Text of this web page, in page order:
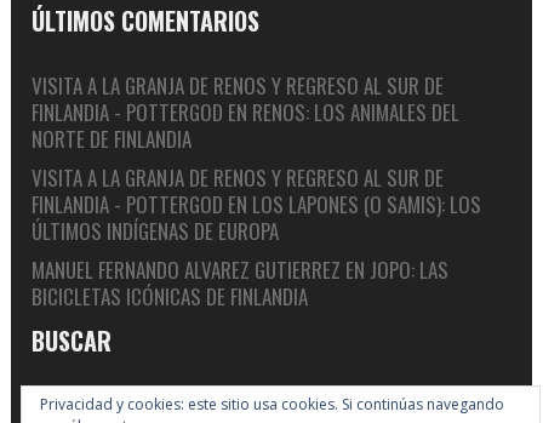
ÚLTIMOS COMENTARIOS
VISITA A LA GRANJA DE RENOS Y REGRESO AL SUR DE
FINLANDIA - POTTERGOD EN RENOS: LOS ANIMALES DEL
NORTE DE FINLANDIA
VISITA A LA GRANJA DE RENOS Y REGRESO AL SUR DE
FINLANDIA - POTTERGOD EN LOS LAPONES (O SAMIS): LOS
ÚLTIMOS INDÍGENAS DE EUROPA
MANUEL FERNANDO ALVAREZ GUTIERREZ EN JOPO: LAS
BICICLETAS ICÓNICAS DE FINLANDIA
BUSCAR
Privacidad y cookies: este sitio usa cookies. Si continúas navegando